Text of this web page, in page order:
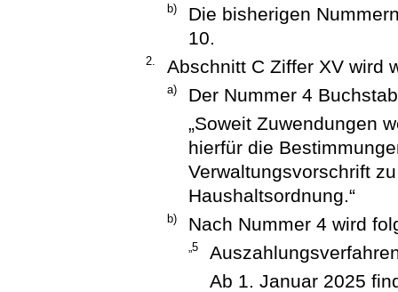
b)
Die bisherigen
10.
2. Abschnitt C Ziffer XV wird
a)
Der Nummer 4
„Soweit Zuwendungen
hierfür die
Verwaltungsvorschrift
Haushaltsordnung.“
b) Nach Nummer 4 wird
„5
Ab 1. Januar 2025